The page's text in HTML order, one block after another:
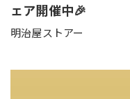
ェア開催中🎉
明治屋ストアー